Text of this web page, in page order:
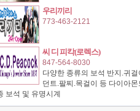
우리끼리
773-463-2121
씨 디 피칵(로렉스)
847-564-8030
다양한 종류의 보석 반지.귀걸
던트.팔찌.목걸이 등 다이아몬
보석 및 유명시계